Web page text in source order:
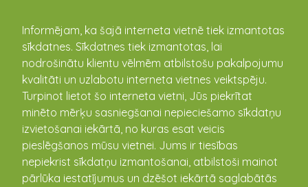
Informējam, ka šajā interneta vietnē tiek izmantotas
sīkdatnes. Sīkdatnes tiek izmantotas, lai
nodrošinātu klientu vēlmēm atbilstošu pakalpojumu
kvalitāti un uzlabotu interneta vietnes veiktspēju.
Turpinot lietot šo interneta vietni, Jūs piekrītat
minēto mērķu sasniegšanai nepieciešamo sīkdatņu
izvietošanai iekārtā, no kuras esat veicis
pieslēgšanos mūsu vietnei. Jums ir tiesības
nepiekrist sīkdatņu izmantošanai, atbilstoši mainot
pārlūka iestatījumus un dzēšot iekārtā saglabātās
kandava.lv
PASĀKUMU
KALENDĀRS